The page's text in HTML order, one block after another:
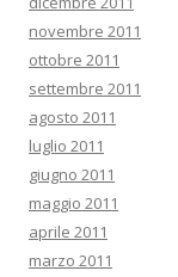
novembre 2011
ottobre 2011
settembre 2011
agosto 2011
luglio 2011
giugno 2011
maggio 2011
aprile 2011
marzo 2011